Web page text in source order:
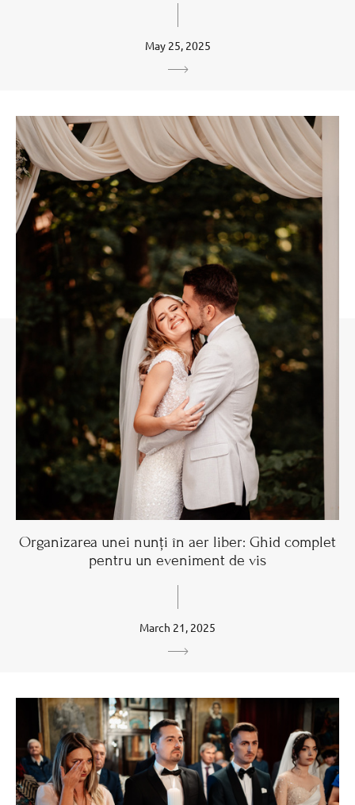
May 25, 2025
Organizarea unei nunți în aer liber: Ghid complet
pentru un eveniment de vis
March 21, 2025